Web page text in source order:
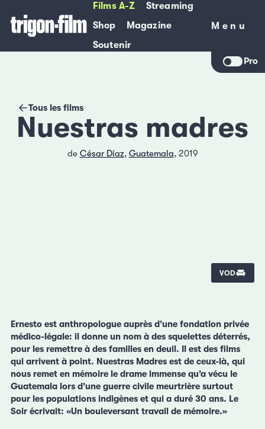
Films A-Z
Streaming
Shop
Magazine
Soutenir
Menu
Menu
Pro
Tous les films
Nuestras madres
de César Díaz, Guatemala, 2019
VOD
Ernesto est anthropologue auprès d’une fondation privée
médico-légale: il donne un nom à des squelettes déterrés,
pour les remettre à des familles en deuil. Il est des films
qui arrivent à point. Nuestras Madres est de ceux-là, qui
nous remet en mémoire le drame immense qu’a vécu le
Guatemala lors d’une guerre civile meurtrière surtout
pour les populations indigènes et qui a duré 30 ans. Le
Soir écrivait: «Un bouleversant travail de mémoire.»